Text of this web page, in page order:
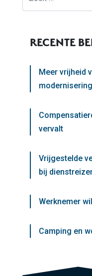
RECENTE
Meer vrijheid
vervalt
Vrijgestelde
bij
Werknemer
Camping en